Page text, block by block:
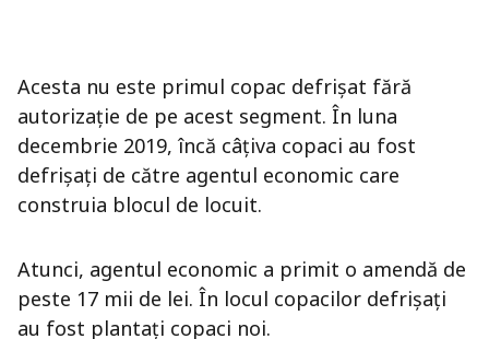
Acesta nu este primul copac defrișat fără
autorizație de pe acest segment. În luna
decembrie 2019, încă câțiva copaci au fost
defrișați de către agentul economic care
construia blocul de locuit.
Atunci, agentul economic a primit o amendă de
peste 17 mii de lei. În locul copacilor defrișați
au fost plantați copaci noi.